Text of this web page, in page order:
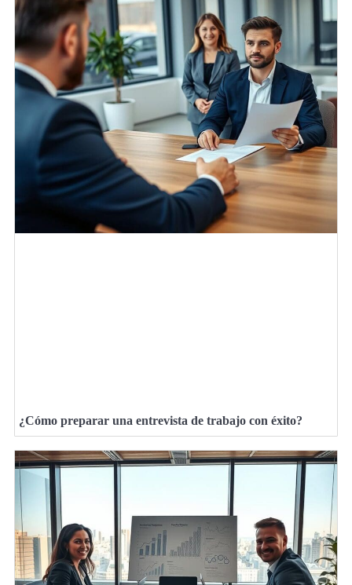
¿Cómo preparar una entrevista de trabajo con éxito?